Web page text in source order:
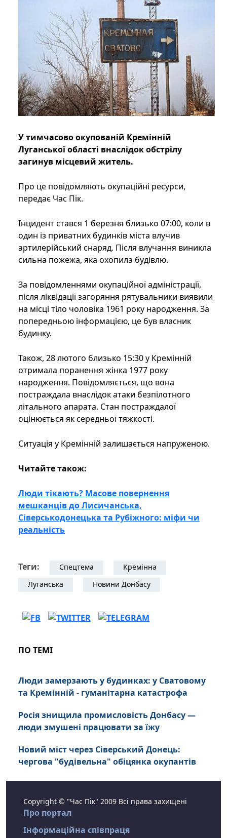
У тимчасово окупованій Кремінній
Луганської області внаслідок обстрілу
загинув місцевий житель.
Про це повідомляють окупаційні ресурси,
передає Час Пік.
Інцидент стався 1 березня близько 07:00, коли в
один із приватних будинків міста влучив
артилерійський снаряд. Після влучання виникла
сильна пожежа, яка охопила будівлю.
За повідомленнями окупаційної адміністрації,
після ліквідації загоряння рятувальники виявили
на місці тіло чоловіка 1961 року народження. За
попередньою інформацією, це був власник
будинку.
Також, 28 лютого близько 15:30 у Кремінній
отримала поранення жінка 1977 року
народження. Повідомляється, що вона
постраждала внаслідок атаки безпілотного
літального апарата. Стан постраждалої
оцінюється як середньої тяжкості.
Ситуація у Кремінній залишається напруженою.
Читайте також:
Люди тікають? Масове повернення
мешканців до Лисичанська,
Сіверськодонецька та Рубіжного: міфи чи
реальність
Теги: Спецтема
Кремінна
Луганська
Новини Донбасу
ПО ТЕМІ
Люди замерзають у будинках: у Сватовому
та Кремінній - гуманітарна катастрофа
Росія знищила промисловість Донбасу —
люди змушені працювати за їжу
Новий міст через Сіверський Донець:
чергова "будівельна" обіцянка окупантів
Copyright © "Час Пік" 2009 Всі права захищені
Про портал
Інформаційна співпраця